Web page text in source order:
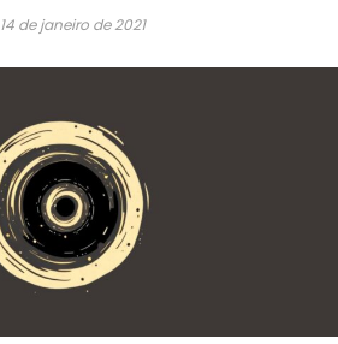
14 de janeiro de 2021